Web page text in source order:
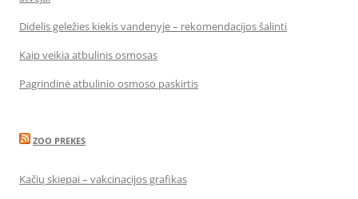
Didelis geležies kiekis vandenyje – rekomendacijos šalinti
Kaip veikia atbulinis osmosas
Pagrindinė atbulinio osmoso paskirtis
ZOO PREKES
Kačių skiepai – vakcinacijos grafikas